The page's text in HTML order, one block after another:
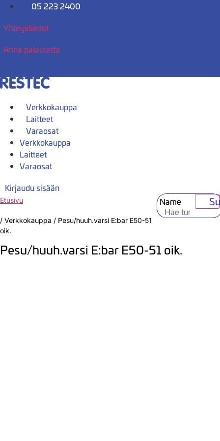
Mene
05 223 2400
Yhteystiedot
Anna palautetta
Verkkokauppa
Laitteet
Varaosat
Verkkokauppa
Laitteet
Varaosat
Kirjaudu sisään
Name
Etusivu
/ Verkkokauppa / Pesu/huuh.varsi E:bar E50-51
oik.
Pesu/huuh.varsi E:bar E50-51 oik.